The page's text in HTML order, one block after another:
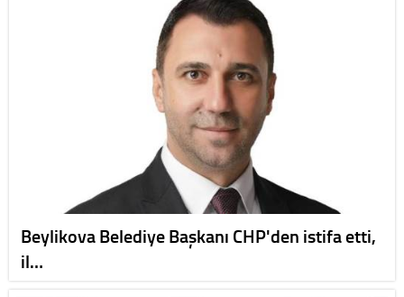
Beylikova Belediye Başkanı CHP'den istifa etti,
il…